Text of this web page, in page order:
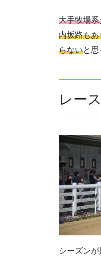
大手牧場
内坂路も
らないと思
レー
シーズン